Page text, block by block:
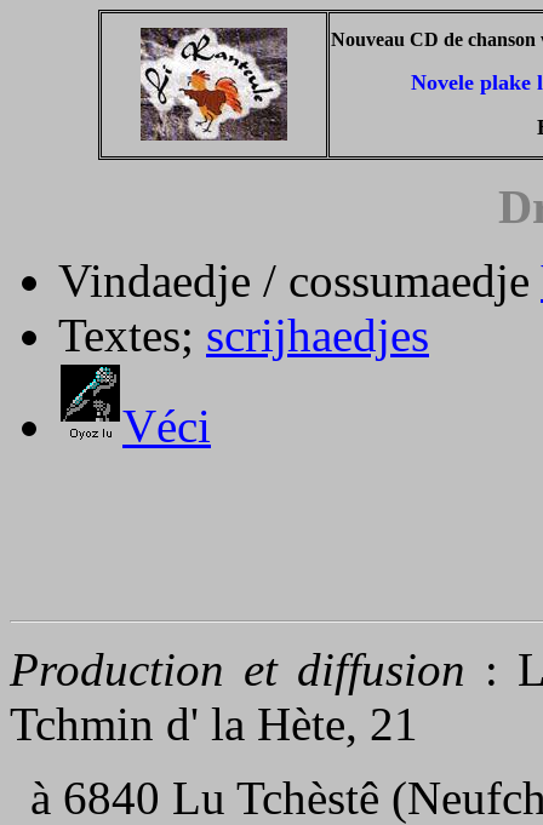
Nouveau CD de
Novele plake
Vindaedje / cossumaedje
Textes; scrijhaedjes
Véci
Production et diffusion :
Tchmin d' la Hète, 21
à 6840 Lu Tchèstê